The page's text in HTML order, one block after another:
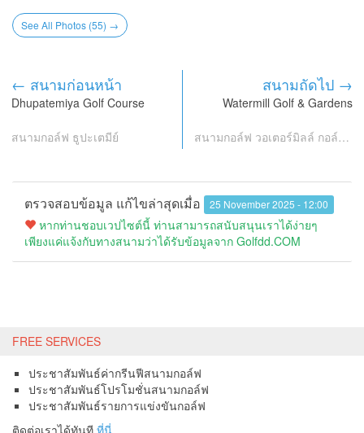
See All Photos (55) →
← สนามก่อนหน้า
Dhupatemiya Golf Course
สนามกอล์ฟ ธูปะเตมีย์
สนามถัดไป →
Watermill Golf & Gardens
สนามกอล์ฟ วอเตอร์มิลล์ กอล์ฟ แอนด์ การ์เด้น
ตรวจสอบข้อมูล แก้ไขล่าสุดเมื่อ 25 November 2025 - 12:00
หากท่านชอบเวปไซต์นี้ ท่านสามารถสนับสนุนเราได้ง่ายๆ
เพียงแค่แจ้งกับทางสนามว่าได้รับข้อมูลจาก Golfdd.COM
FREE SERVICES
ประชาสัมพันธ์ค่ากรีนฟีสนามกอล์ฟ
ประชาสัมพันธ์โปรโมชั่นสนามกอล์ฟ
ประชาสัมพันธ์รายการแข่งขันกอล์ฟ
ติดต่อเราได้ทันที ที่นี่